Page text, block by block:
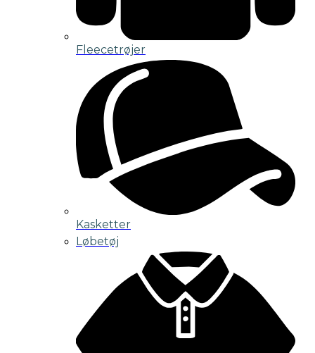
Fleecetrøjer
Kasketter
Løbetøj